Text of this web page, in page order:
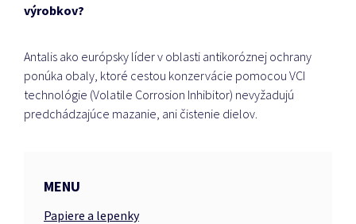
výrobkov?
Antalis ako európsky líder v oblasti antikoróznej ochrany
ponúka obaly, ktoré cestou konzervácie pomocou VCI
technológie (Volatile Corrosion Inhibitor) nevyžadujú
predchádzajúce mazanie, ani čistenie dielov.
MENU
Papiere a lepenky